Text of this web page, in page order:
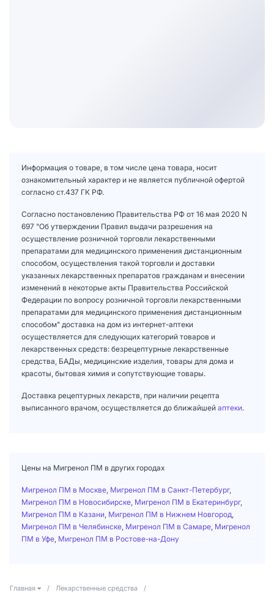
Информация о товаре, в том числе цена товара, носит
ознакомительный характер и не является публичной офертой
согласно ст.437 ГК РФ.
Согласно постановлению Правительства РФ от 16 мая 2020 N
697 "Об утверждении Правил выдачи разрешения на
осуществление розничной торговли лекарственными
препаратами для медицинского применения дистанционным
способом, осуществления такой торговли и доставки
указанных лекарственных препаратов гражданам и внесении
изменений в некоторые акты Правительства Российской
Федерации по вопросу розничной торговли лекарственными
препаратами для медицинского применения дистанционным
способом" доставка на дом из интернет-аптеки
осуществляется для следующих категорий товаров и
лекарственных средств: безрецептурные лекарственные
средства, БАДы, медицинские изделия, товары для дома и
красоты, бытовая химия и сопутствующие товары.
Доставка рецептурных лекарств, при наличии рецепта
выписанного врачом, осуществляется до ближайшей аптеки.
Цены на Мигренол ПМ в других городах
Мигренол ПМ в Москве Мигренол ПМ в Санкт-Петербург,
Мигренол ПМ в Новосибирске Мигренол ПМ в Екатеринбург,
Мигренол ПМ в Казани Мигренол ПМ в Нижнем Новгород
Мигренол ПМ в Челябинске Мигренол ПМ в Самаре Мигренол
ПМ в Уфе Мигренол ПМ в Ростове-на-Дону
Главная / Лекарственные средства
/